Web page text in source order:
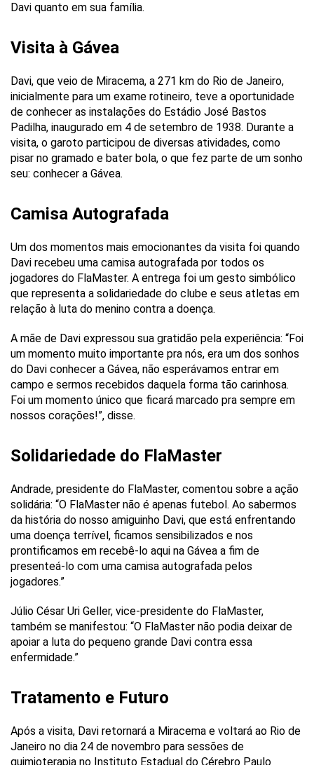
Davi quanto em sua família.
Visita à Gávea
Davi, que veio de Miracema, a 271 km do Rio de Janeiro,
inicialmente para um exame rotineiro, teve a oportunidade
de conhecer as instalações do Estádio José Bastos
Padilha, inaugurado em 4 de setembro de 1938. Durante a
visita, o garoto participou de diversas atividades, como
pisar no gramado e bater bola, o que fez parte de um sonho
seu: conhecer a Gávea.
Camisa Autografada
Um dos momentos mais emocionantes da visita foi quando
Davi recebeu uma camisa autografada por todos os
jogadores do FlaMaster. A entrega foi um gesto simbólico
que representa a solidariedade do clube e seus atletas em
relação à luta do menino contra a doença.
A mãe de Davi expressou sua gratidão pela experiência: “Foi
um momento muito importante pra nós, era um dos sonhos
do Davi conhecer a Gávea, não esperávamos entrar em
campo e sermos recebidos daquela forma tão carinhosa.
Foi um momento único que ficará marcado pra sempre em
nossos corações!”, disse.
Solidariedade do FlaMaster
Andrade, presidente do FlaMaster, comentou sobre a ação
solidária: “O FlaMaster não é apenas futebol. Ao sabermos
da história do nosso amiguinho Davi, que está enfrentando
uma doença terrível, ficamos sensibilizados e nos
prontificamos em recebê-lo aqui na Gávea a fim de
presenteá-lo com uma camisa autografada pelos
jogadores.”
Júlio César Uri Geller, vice-presidente do FlaMaster,
também se manifestou: “O FlaMaster não podia deixar de
apoiar a luta do pequeno grande Davi contra essa
enfermidade.”
Tratamento e Futuro
Após a visita, Davi retornará a Miracema e voltará ao Rio de
Janeiro no dia 24 de novembro para sessões de
quimioterapia no Instituto Estadual do Cérebro Paulo